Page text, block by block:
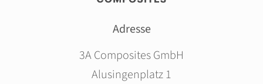
Adresse
3A Composites GmbH
Alusingenplatz 1